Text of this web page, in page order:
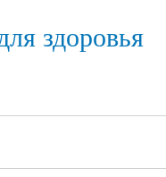
здоровья